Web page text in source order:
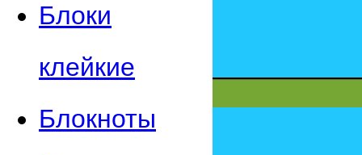
Блоки
клейкие
Блокноты